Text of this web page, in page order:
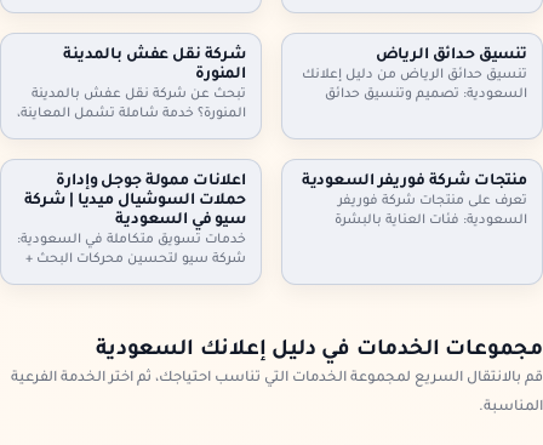
وتقييم عادل، فك ونقل سريع،
واستلام فوري. تواصل الآن لتحديد
الموعد.
مكاتب، ومحتويات شقق وفلل كاملة.
معاينة وتقييم عادل، فك ونقل،
واستلام سريع. تواصل الآن.
تنسيق حدائق الرياض
تنسيق حدائق الرياض من دليل إعلانك
السعودية: تصميم وتنسيق حدائق
بالتنقيط، شلالات ونوافير وصيانة
شهرية. اطلب معاينة وخطة تصميم
تناسب مساحتك
شركة نقل عفش بالمدينة
المنورة
تبحث عن شركة نقل عفش بالمدينة
المنورة؟ خدمة شاملة تشمل المعاينة،
للأدوار وتخزين مؤقت عند الحاجة. دليل
إعلانك السعودية يساعدك تختار
الخدمة المناسبة وتعرف خطوات النقل
والتسعير
منتجات شركة فوريفر السعودية
تعرف على منتجات شركة فوريفر
السعودية: فئات العناية بالبشرة
إعلانك السعودية.
اعلانات ممولة جوجل وإدارة
حملات السوشيال ميديا | شركة
سيو في السعودية
خدمات تسويق متكاملة في السعودية:
شركة سيو لتحسين محركات البحث +
مستمر لرفع العملاء والمبيعات مع
دليل إعلانك السعودية
مجموعات الخدمات في دليل إعلانك السعودية
قم بالانتقال السريع لمجموعة الخدمات التي تناسب احتياجك، ثم اختر الخدمة الفرعية
المناسبة.